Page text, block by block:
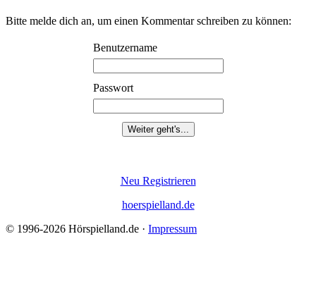
Bitte melde dich an, um einen Kommentar schreiben zu können:
Benutzername
Passwort
Neu Registrieren
hoerspielland.de
© 1996-2026 Hörspielland.de · Impressum